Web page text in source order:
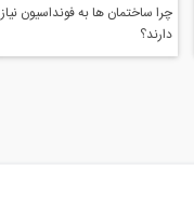
چرا ساختمان ها به فونداسیون نیاز
دارند؟